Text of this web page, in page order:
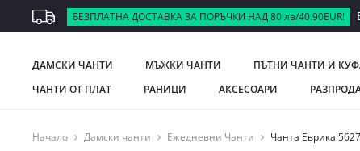
БЕЗПЛАТНА ДОСТАВКА ЗА ПОРЪЧКИ НАД 80 лв/40.90EUR!
ДАМСКИ ЧАНТИ МЪЖКИ ЧАНТИ
ПЪТНИ ЧАНТИ И
ЧАНТИ ОТ ПЛАТ
РАНИЦИ АКСЕСОАРИ
Начало Дамски чанти Ежедневни Чанти Чанта Еврика